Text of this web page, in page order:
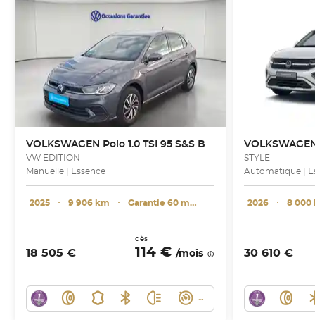
VOLKSWAGEN Polo 1.0 TSI 95 S&S BVM5
VW EDITION
Manuelle | Essence
2025 ･ 9 906 km ･ Garantie 60 mois
18 505 €
dès
114 € /mois
STYLE
Automatique |
2026 ･ 8 000
30 610 €